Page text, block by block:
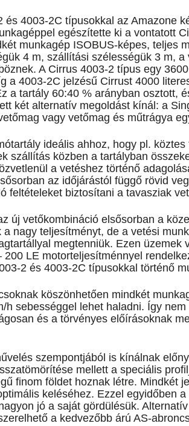
és 4003-2C típusokkal az Amazone
egészítette ki a vontatott
munkagép ISOBUS-képes, teljes
4 m, szállítási szélességük 3 m,
A Cirrus 4003-2 típus egy
a 4003-2C jelzésű Cirrust 4000
a tartály 60:40 % arányban osztott,
két alternatív megoldást kínál: a
vagy vetőmag és műtrágya
ideális ahhoz, hogy pl.
szállítás közben a tartályban
a vetéshez történő
az időjárástól függő rövid
feltételeket biztosítani a tavasziak
új vetőkombináció elsősorban a
a nagy teljesítményt, de a vetési
megtenniük. Ezen üzemek
200 LE motorteljesítménnyel
2 és 4003-2C típusokkal történő
köszönhetően mindkét
h sebességgel lehet haladni. Így
és a törvényes előírásoknak
szempontjából is kínálnak
mellett a speciális
finom földet hoznak létre. Mindkét
keléséhez. Ezzel egyidőben
jó a saját gördülésük.
a kedvezőbb árú AS-